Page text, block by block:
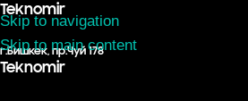
Skip to navigation
Skip to main content
Teknomir
г.Бишкек, пр.Чуй 178
Teknomir